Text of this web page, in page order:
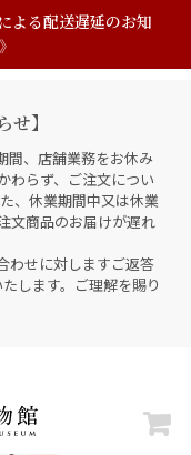
よる配送遅延のお知
せ】
間、店舗業務をお休み
わらず、ご注文につい
、休業期間中又は休業
文商品のお届けが遅れ
わせに対しますご返答
します。ご理解を賜り